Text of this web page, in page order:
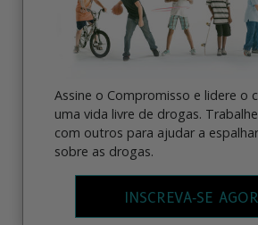
Assine o Compromisso e lidere o
uma vida livre de drogas.
com outros para ajudar a
sobre as drogas.
INSCREVA‑SE